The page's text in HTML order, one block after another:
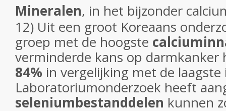
Mineralen, in het bijzonder
12) Uit een groot Koreaans
groep met de hoogste
verminderde kans op darmkanker
84% in vergelijking met de
Laboratoriumonderzoek heeft
seleniumbestanddelen kunnen